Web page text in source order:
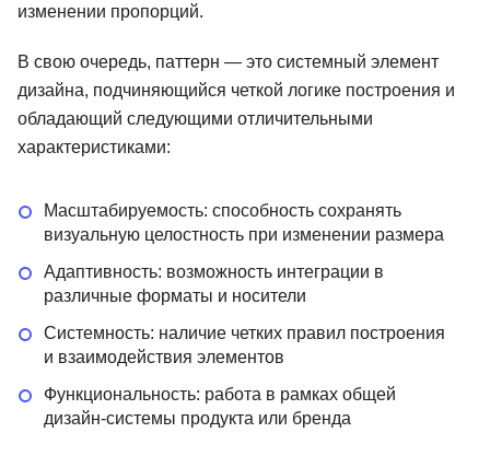
изменении пропорций.
В свою очередь, паттерн — это системный элемент
дизайна, подчиняющийся четкой логике построения и
обладающий следующими отличительными
характеристиками:
Масштабируемость: способность сохранять
визуальную целостность при изменении размера
Адаптивность: возможность интеграции в
различные форматы и носители
Системность: наличие четких правил построения
и взаимодействия элементов
Функциональность: работа в рамках общей
дизайн-системы продукта или бренда